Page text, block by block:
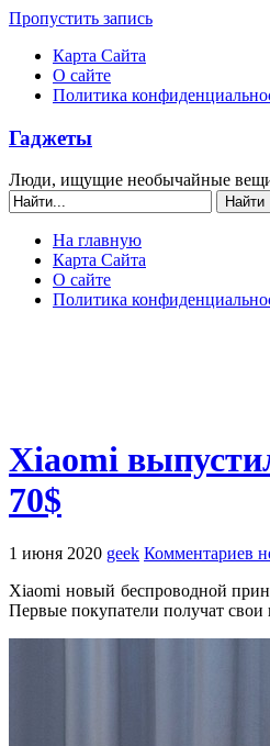
Пропустить запись
Карта Сайта
О сайте
Политика
Гаджеты
Люди, ищущие необычайные вещи,
На главную
Карта Сайта
О сайте
Политика
Xiaomi
70$
1 июня 2020 geek Комментариев
Xiaomi новый беспроводной
Первые покупатели получат